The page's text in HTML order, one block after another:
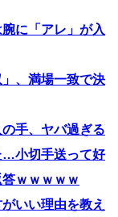
に「アレ」が入
」、満場一致で決
手、ヤバ過ぎる
…小切手送って好
ｗｗｗｗｗ
いい理由を教え